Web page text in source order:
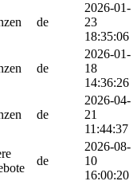
de
2026-01-
23
18:35:06
de
2026-01-
18
14:36:26
de
2026-04-
21
11:44:37
de
2026-08-
10
16:00:20